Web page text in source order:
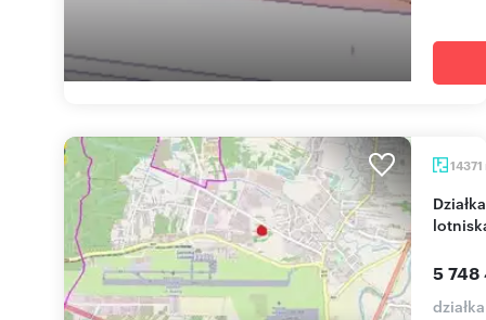
14371
Działka inwestycyjna 14 371 m2 z WZ, blisko
5 748